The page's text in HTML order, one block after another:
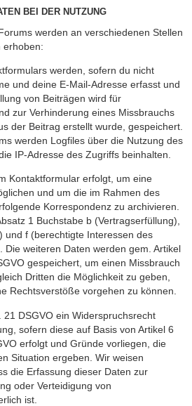
BEI DER NUTZUNG
werden an verschiedenen Stellen
erhoben:
werden, sofern du nicht
und deine E-Mail-Adresse erfasst und
von Beiträgen wird für
zur Verhinderung eines Missbrauchs
der Beitrag erstellt wurde, gespeichert.
werden Logfiles über die Nutzung des
IP-Adresse des Zugriffs beinhalten.
Kontaktformular erfolgt, um eine
und um die im Rahmen des
Korrespondenz zu archivieren.
1 Buchstabe b (Vertragserfüllung),
und f (berechtigte Interessen des
Die weiteren Daten werden gem. Artikel
gespeichert, um einen Missbrauch
Dritten die Möglichkeit zu geben,
Rechtsverstöße vorgehen zu können.
21 DSGVO ein Widerspruchsrecht
sofern diese auf Basis von Artikel 6
erfolgt und Gründe vorliegen, die
Situation ergeben. Wir weisen
die Erfassung dieser Daten zur
oder Verteidigung von
ist.